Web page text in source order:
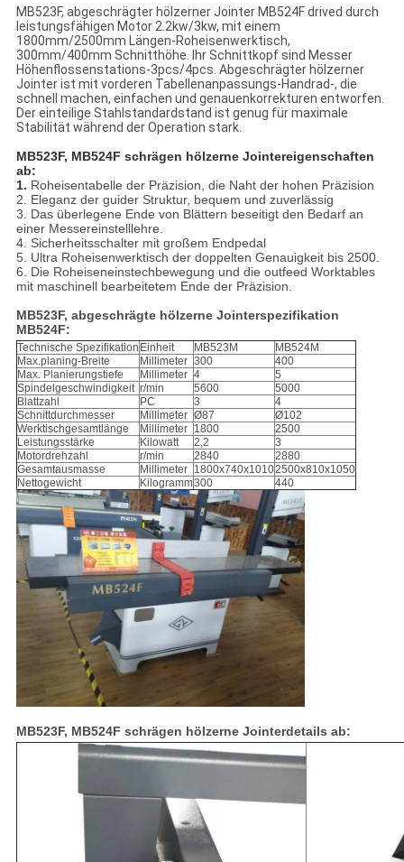
MB523F, abgeschrägter hölzerner Jointer MB524F drived durch
leistungsfähigen Motor 2.2kw/3kw, mit einem
1800mm/2500mm Längen-Roheisenwerktisch,
300mm/400mm Schnitthöhe. Ihr Schnittkopf sind Messer
Höhenflossenstations-3pcs/4pcs. Abgeschrägter hölzerner
Jointer ist mit vorderen Tabellenanpassungs-Handrad-, die
schnell machen, einfachen und genauenkorrekturen entworfen.
Der einteilige Stahlstandardstand ist genug für maximale
Stabilität während der Operation stark.
MB523F, MB524F schrägen hölzerne Jointereigenschaften
ab:
1. Roheisentabelle der Präzision, die Naht der hohen Präzision
2. Eleganz der guider Struktur, bequem und zuverlässig
3. Das überlegene Ende von Blättern beseitigt den Bedarf an
einer Messereinstelllehre.
4. Sicherheitsschalter mit großem Endpedal
5. Ultra Roheisenwerktisch der doppelten Genauigkeit bis 2500.
6. Die Roheiseneinstechbewegung und die outfeed Worktables
mit maschinell bearbeitetem Ende der Präzision.
MB523F, abgeschrägte hölzerne Jointerspezifikation
MB524F:
Technische Spezifikation Einheit MB523M
MB524M
Max.planing-Breite
Millimeter 300
400
Max. Planierungstiefe
Millimeter 4
5
Spindelgeschwindigkeit r/min 5600
5000
Blattzahl
PC 3
4
Schnittdurchmesser
Millimeter Ø87
Ø102
Werktischgesamtlänge
Millimeter 1800
2500
Leistungsstärke
Kilowatt 2,2
3
Motordrehzahl
r/min 2840
2880
Gesamtausmasse
Millimeter 1800x740x10102500x810x1050
Nettogewicht
Kilogramm300 440
MB523F, MB524F schrägen hölzerne Jointerdetails ab: